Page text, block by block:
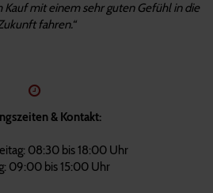
Kauf mit einem sehr guten Gefühl in die
fahren.“
& Kontakt:
08:30 bis 18:00 Uhr
09:00 bis 15:00 Uhr